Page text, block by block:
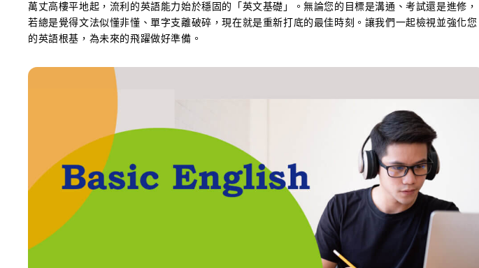
萬丈高樓平地起，流利的英語能力始於穩固的「英文基礎」。無論您的目標是溝通、考試還是進修，
若總是覺得文法似懂非懂、單字支離破碎，現在就是重新打底的最佳時刻。讓我們一起檢視並強化您
的英語根基，為未來的飛躍做好準備。